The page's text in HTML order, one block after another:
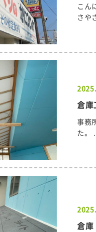
こん
さや
倉庫
事務
た。 ...
倉庫